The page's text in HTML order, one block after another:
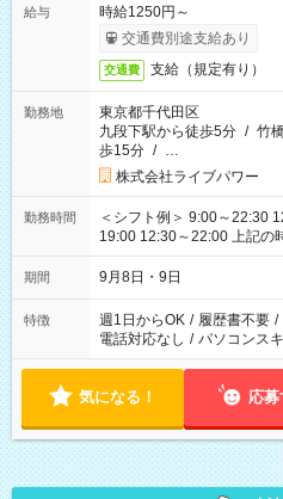
給与
時給1250円～
交通費別途支給あり
交通費 支給（規定有り）
勤務地
東京都千代田区
九段下駅から徒歩5分 / 竹
歩15分 / …
株式会社ライブパワー
勤務時間
＜シフト例＞ 9:00～22:30
19:00 12:30～22:00 上記の時間から好きな時間を選べます！ ※
時間は変更となる可能性が
期間 9月8日・9日
特徴 週1日からOK / 履歴書不要 /
電話対応なし / パソコンス
気になる！ 応募